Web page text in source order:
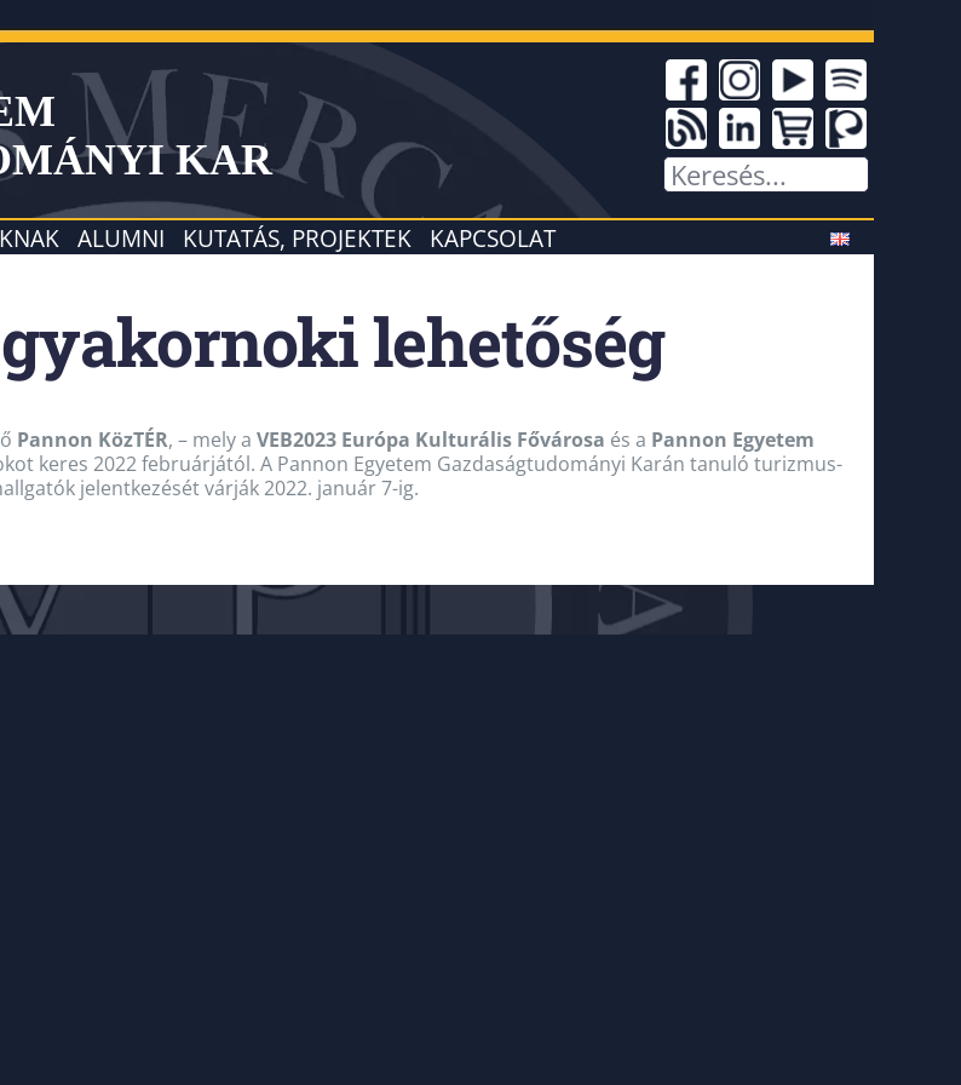
KAR
ALUMNI KUTATÁS, PROJEKTEK KAPCSOLAT
lehetőség
Pannon KözTÉR, – mely a VEB2023 Európa Kulturális Fővárosa és a Pannon Egyetem
keres 2022 februárjától. A Pannon Egyetem Gazdaságtudományi Karán tanuló turizmus-
jelentkezését várják 2022. január 7-ig.